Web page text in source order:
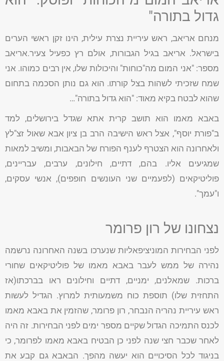
גדול בתורה"
מנחם אריאב, ראש עיריית נצרת עילית, הינו זקן ראשי הערים
בישראל. אריאב בגיל הגבורות, אולם רץ כפעיל צעיר.אריאב
מספר: "אני המום מה"כוחות" והיכולות שלו, אין רבים כמוהו. אני
שמח שזכיתי לשהות בצל קורתו. הוא גם נותן הסכמה בתחום
שהוא לבטח בקיא מאוד: "הוא גדול בתורה"…
באבא מאמו הוא תושב קרית אתא שגדל בירושלים, למד
ב"פורת יוסף", אצל ראש הישיבה הרב בן ציון אבא שאול זצ"לץ
ולאחרונה הוא הצטרף לענף הפורח של הבאבות, ומשיב למאות
שמגיעים אליו. בהם, דתיים, חילונים, ערבים, עבריינים,
פוליטיקאים (לפעמיים שני העונשים חופפים), אנשי עסקים,
ו"עמך".
נצחונו של רון פרומר
לפני הבחירות המוניציפאליות שנערכו בשנה האחרונה נרשמה
נהירה של ממש לעבר באבא מאמו של פוליטיקאים שחורי
ברכות. שמאלנים, ימניים, דתיים וחילונים ראו בברכתו(אז
התחזית שלו) תוספת כוח משמעותית למרוץ. הגדיל לעשות
ראש עיריית נהריה הנבחר, רון פרומר, שהזמין את באבא מאמו
לכנס התמיכה הגדול שקיים מספר ימים לפני הבחירות. זה היה
לאחר שכבר חצי שנה לפני כן הבטיח באבא מאמו לפרומר, כי
בניגוד לכל הסיכויים הוא יעשה מהפך. הבאבא גם קבע את